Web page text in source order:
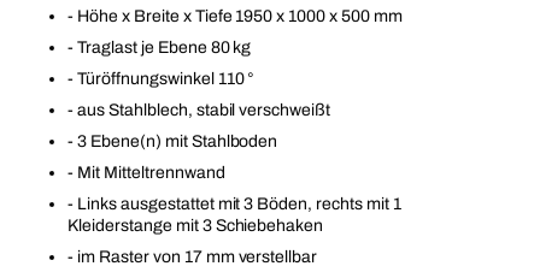
- Höhe x Breite x Tiefe 1950 x 1000 x 500 mm
- Traglast je Ebene 80 kg
- Türöffnungswinkel 110 °
- aus Stahlblech, stabil verschweißt
- 3 Ebene(n) mit Stahlboden
- Mit Mitteltrennwand
- Links ausgestattet mit 3 Böden, rechts mit 1
Kleiderstange mit 3 Schiebehaken
- im Raster von 17 mm verstellbar